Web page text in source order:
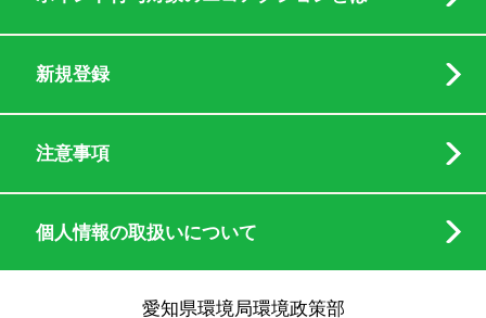
新規登録
注意事項
個人情報の取扱いについて
愛知県環境局環境政策部